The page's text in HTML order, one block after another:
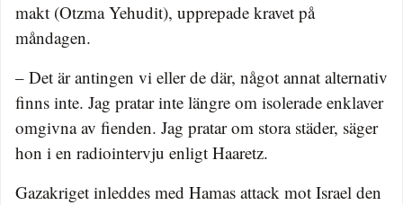
makt (Otzma Yehudit), upprepade kravet på
måndagen.
– Det är antingen vi eller de där, något annat alternativ
finns inte. Jag pratar inte längre om isolerade enklaver
omgivna av fienden. Jag pratar om stora städer, säger
hon i en radiointervju enligt Haaretz.
Gazakriget inleddes med Hamas attack mot Israel den